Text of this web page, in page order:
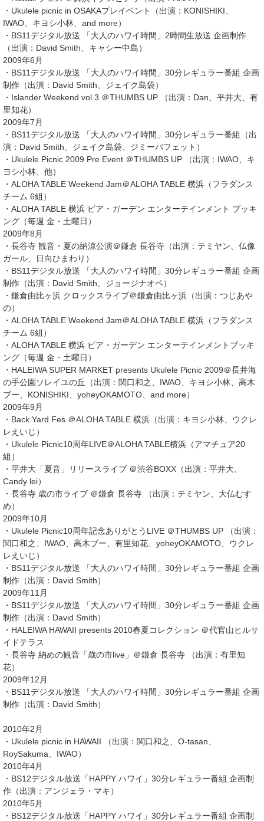
・Ukulele picnic in OSAKAプレイベント（出演：KONISHIKI、
IWAO、キヨシ小林、and more）
・BS11デジタル放送 「大人のハワイ時間」2時間生放送 企画制作
（出演：David Smith、キャシー中島）
2009年6月
・BS11デジタル放送 「大人のハワイ時間」30分レギュラー番組 企画
制作（出演：David Smith、ジェイク島袋）
・Islander Weekend vol.3 ＠THUMBS UP （出演：Dan、平井大、有
里知花）
2009年7月
・BS11デジタル放送 「大人のハワイ時間」30分レギュラー番組（出
演：David Smith、ジェイク島袋、ジミーバフェット）
・Ukulele Picnic 2009 Pre Event ＠THUMBS UP （出演：IWAO、キ
ヨシ小林、他）
・ALOHA TABLE Weekend Jam＠ALOHA TABLE 横浜（フラダンス
チーム 6組）
・ALOHA TABLE 横浜 ビア・ガーデン エンターテインメント ブッキ
ング（毎週 金・土曜日）
2009年8月
・長谷寺 観音・夏の納涼公演＠鎌倉 長谷寺（出演：テミヤン、仏像
ガール、日向ひまわり）
・BS11デジタル放送 「大人のハワイ時間」30分レギュラー番組 企画
制作（出演：David Smith、ジョージナオペ）
・鎌倉由比ヶ浜 クロックスライブ＠鎌倉由比ヶ浜（出演：つじあや
の）
・ALOHA TABLE Weekend Jam＠ALOHA TABLE 横浜（フラダンス
チーム 6組）
・ALOHA TABLE 横浜 ビア・ガーデン エンターテインメントブッキ
ング（毎週 金・土曜日）
・HALEIWA SUPER MARKET presents Ukulele Picnic 2009＠長井海
の手公園ソレイユの丘（出演：関口和之、IWAO、キヨシ小林、高木
ブー、KONISHIKI、yoheyOKAMOTO、and more）
2009年9月
・Back Yard Fes ＠ALOHA TABLE 横浜（出演：キヨシ小林、ウクレ
レえいじ）
・Ukulele Picnic10周年LIVE＠ALOHA TABLE横浜（アマチュア20
組）
・平井大「夏音」リリースライブ ＠渋谷BOXX（出演：平井大、
Candy lei）
・長谷寺 歳の市ライブ ＠鎌倉 長谷寺 （出演：テミヤン、大仏むす
め）
2009年10月
・Ukulele Picnic10周年記念ありがとうLIVE ＠THUMBS UP （出演：
関口和之、IWAO、高木ブー、有里知花、yoheyOKAMOTO、ウクレ
レえいじ）
・BS11デジタル放送 「大人のハワイ時間」30分レギュラー番組 企画
制作（出演：David Smith）
2009年11月
・BS11デジタル放送 「大人のハワイ時間」30分レギュラー番組 企画
制作（出演：David Smith）
・HALEIWA HAWAII presents 2010春夏コレクション ＠代官山ヒルサ
イドテラス
・長谷寺 納めの観音「歳の市live」＠鎌倉 長谷寺 （出演：有里知
花）
2009年12月
・BS11デジタル放送 「大人のハワイ時間」30分レギュラー番組 企画
制作（出演：David Smith）
2010年2月
・Ukulele picnic in HAWAII （出演：関口和之、O-tasan、
RoySakuma、IWAO）
2010年4月
・BS12デジタル放送「HAPPY ハワイ」30分レギュラー番組 企画制
作（出演：アンジェラ・マキ）
2010年5月
・BS12デジタル放送「HAPPY ハワイ」30分レギュラー番組 企画制